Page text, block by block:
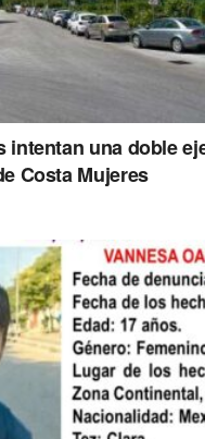
intentan una doble
Costa Mujeres